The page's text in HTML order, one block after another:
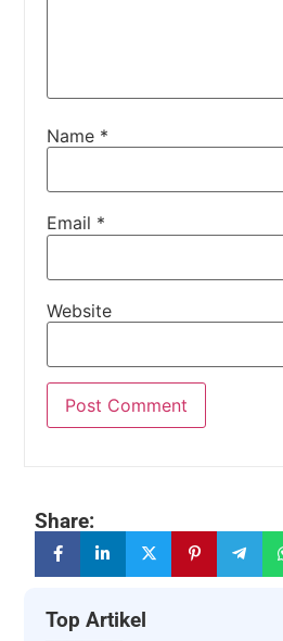
Name *
Email *
Website
Share:
Top Artikel